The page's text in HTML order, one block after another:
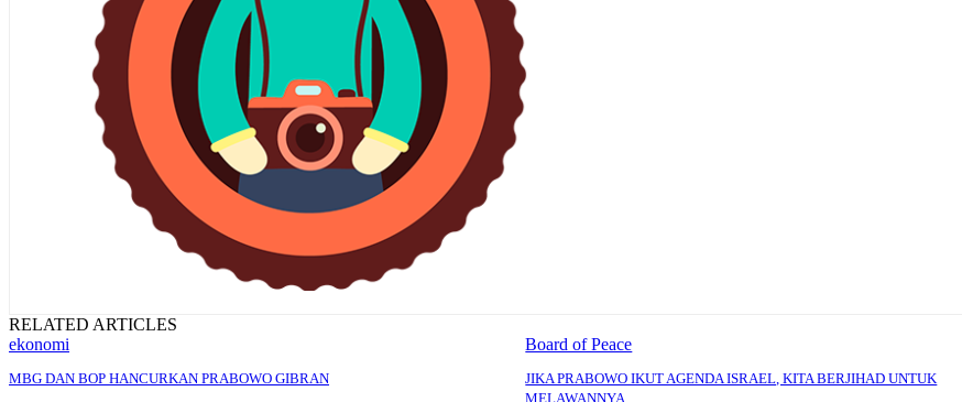
RELATED ARTICLES
ekonomi
MBG DAN BOP HANCURKAN PRABOWO GIBRAN
Board of Peace
JIKA PRABOWO IKUT AGENDA ISRAEL, KITA BERJIHAD UNTUK
MELAWANNYA